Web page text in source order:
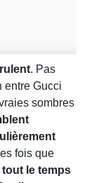
. Pas
entre Gucci
sombres
fois que
le temps